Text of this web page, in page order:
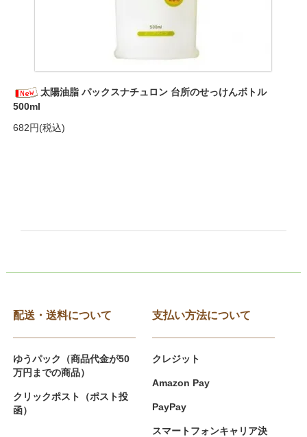
太陽油脂 パックスナチュロン 台所のせっけんボトル
500ml
682円(税込)
配送・送料について
ゆうパック（商品代金が50
万円までの商品）
クリックポスト（ポスト投
函）
支払い方法について
クレジット
Amazon Pay
PayPay
スマートフォンキャリア決